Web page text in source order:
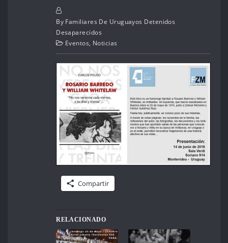
By Familiares De Uruguayos Detenidos
Desaparecidos
Eventos, Noticias
Compartir
RELACIONADO